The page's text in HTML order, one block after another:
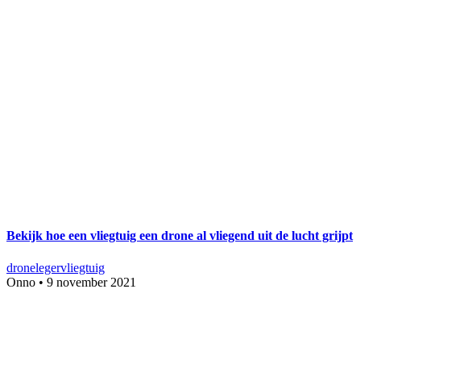
Bekijk hoe een vliegtuig een drone al vliegend uit de lucht grijpt
dronelegervliegtuig
Onno • 9 november 2021